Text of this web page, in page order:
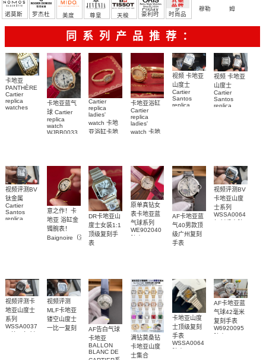
Friday 罗 穆勒
姆
诺莫斯
罗杰杜 美度 尊皇 天梭 豪利时 时尚品
牌/原单
同系列产品推荐：
卡地亚
PANTHÈRE
Cartier
replica
watches
卡地亚蓝气
球 Cartier
replica
watch
WJBB0033
Cartier
replica
ladies'
watch 卡地
亚浴缸卡地
卡地亚浴缸
Cartier
replica
ladies'
watch 卡地
视频 卡地亚
山度士
Cartier
Santos
replica
视频 卡地亚
山度士
Cartier
Santos
replica
视频评测BV
钛金属
Cartier
Santos
replica
意之作！卡
地亚 浴缸金
镯腕表！
Baignoire（浴
DR卡地亚山
度士女装1:1
顶级复刻手
表
原单真钻女
表卡地亚蓝
气球系列
WE902040
AF卡地亚蓝
气40男款顶
级广州复刻
手表
视频评测BV
卡地亚山度
士系列
WSSA0064
视频评测卡
地亚山度士
系列
WSSA0037
视频评测
MLF卡地亚
镂空山度士
一比一复刻
AF告白气球
卡地亚
BALLON
BLANC DE
CARTIER系
满钻莫桑钻
卡地亚山度
士集合
卡地亚山度
士顶级复刻
手表
WSSA0064
AF卡地亚蓝
气球42毫米
复刻手表
W6920095